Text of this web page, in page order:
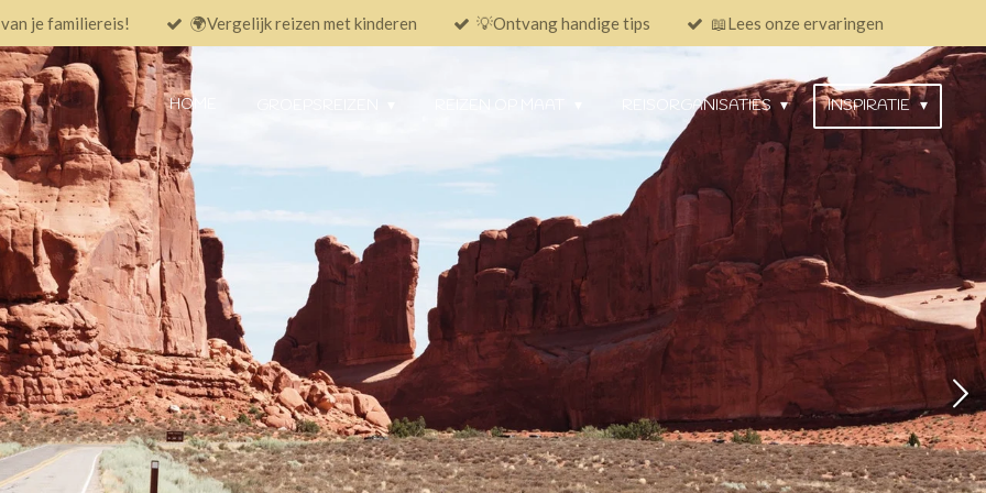
je familiereis! 🌍Vergelijk reizen met kinderen 💡Ontvang handige tips 📖Lees onze ervaringen
HOME REISORGANISATIES INSPIRATIE